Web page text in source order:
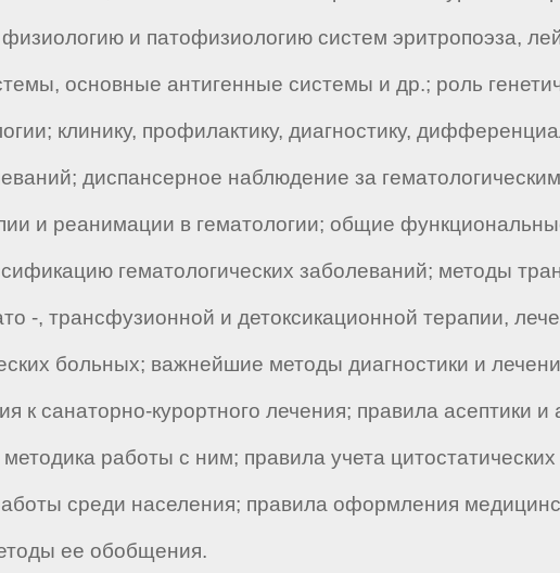
и патофизиологию систем эритропоэза,
основные антигенные системы и др.; роль
клинику, профилактику, диагностику,
диспансерное наблюдение за
и реанимации в гематологии; общие
гематологических заболеваний; методы
-, трансфузионной и детоксикационной терапии,
больных; важнейшие методы диагностики и
к санаторно-курортного лечения; правила асептики и
работы с ним; правила учета
среди населения; правила оформления
ее обобщения.